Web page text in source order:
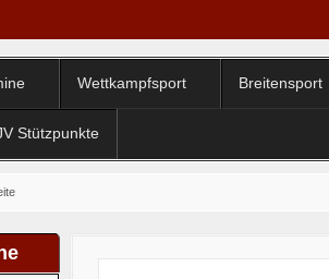
Wettkampfsport Breitensport
Stützpunkte